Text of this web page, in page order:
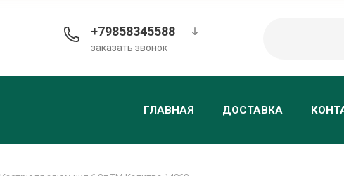
+79858345588
заказать звонок
ГЛАВНАЯ ДОСТАВКА